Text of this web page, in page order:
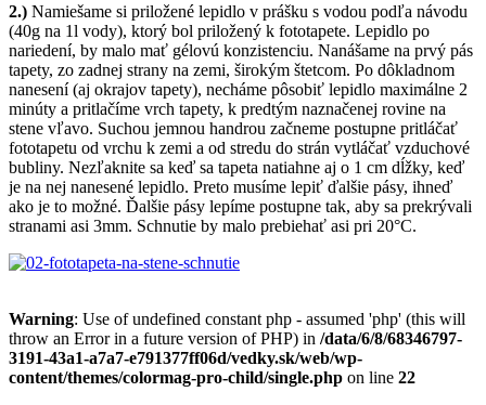
2.) Namiešame si priložené lepidlo v prášku s vodou podľa návodu
(40g na 1l vody), ktorý bol priložený k fototapete. Lepidlo po
nariedení, by malo mať gélovú konzistenciu. Nanášame na prvý pás
tapety, zo zadnej strany na zemi, širokým štetcom. Po dôkladnom
nanesení (aj okrajov tapety), necháme pôsobiť lepidlo maximálne 2
minúty a pritlačíme vrch tapety, k predtým naznačenej rovine na
stene vľavo. Suchou jemnou handrou začneme postupne pritláčať
fototapetu od vrchu k zemi a od stredu do strán vytláčať vzduchové
bubliny. Nezľaknite sa keď sa tapeta natiahne aj o 1 cm dĺžky, keď
je na nej nanesené lepidlo. Preto musíme lepiť ďalšie pásy, ihneď
ako je to možné. Ďalšie pásy lepíme postupne tak, aby sa prekrývali
stranami asi 3mm. Schnutie by malo prebiehať asi pri 20°C.
Warning: Use of undefined constant php - assumed 'php' (this will
throw an Error in a future version of PHP) in /data/6/8/68346797-
3191-43a1-a7a7-e791377ff06d/vedky.sk/web/wp-
content/themes/colormag-pro-child/single.php on line 22